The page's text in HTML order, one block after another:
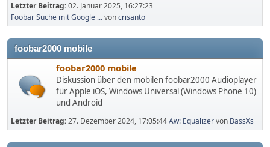
Letzter Beitrag:02. Januar 2025, 16:27:23
Foobar Suche mit Google ...voncrisanto
foobar2000 mobile
foobar2000 mobile
Diskussion über den mobilen foobar2000 Audioplayer
für Apple iOS, Windows Universal (Windows Phone 10)
und Android
Letzter Beitrag:27. Dezember 2024, 17:05:44Aw: Equalizervon BassXs